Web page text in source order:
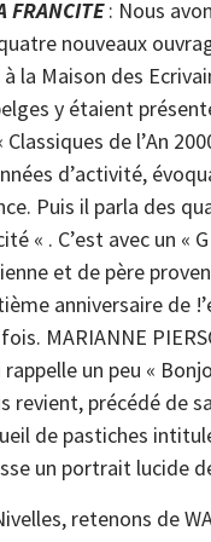
FRANCITE: Nous
nouveaux
la Maison des
y étaient
de l’An
d’activité,
Puis il parla des
« . C’est avec un «
et de père
anniversaire de
MARIANNE
rappelle un peu «
revient, précédé
de pastiches
un portrait lucide
retenons de